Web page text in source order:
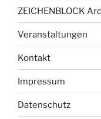
ZEICHENBLOCK
Veranstaltungen
Kontakt
Impressum
Datenschutz